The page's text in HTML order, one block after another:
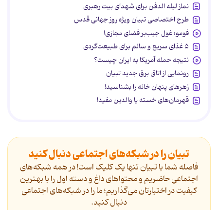
نماز لیله الدفن برای شهدای بیت رهبری
طرح اختصاصی تبیان ویژه روز جهانی قدس
فومو؛ غول جیب‌بر فضای مجازی!
۵ غذای سریع و سالم برای طبیعت‌گردی
نتیجه حمله آمریکا به ایران چیست؟
رونمایی از اتاق برق جدید تبیان
زهرهای پنهان خانه را بشناسید!
قهرمان‌های خسته یا والدین مفید!
تبیان را در شبکه‌های اجتماعی دنبال کنید
فاصله شما با تبیان تنها یک کلیک است! در همه شبکه‌های
اجتماعی حاضریم و محتواهای داغ و دسته اول را با بهترین
کیفیت در اختیارتان می‌گذاریم؛ ما را در شبکه‌های اجتماعی
دنیال کنید.